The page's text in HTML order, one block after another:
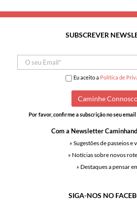
SUBSCREVER
Eu aceito a Política de
Por favor, confirme a subscrição no seu
Com a Newsletter
» Sugestões de passeios e
» Notícias sobre novos
» Destaques a pensar
SIGA-NOS NO